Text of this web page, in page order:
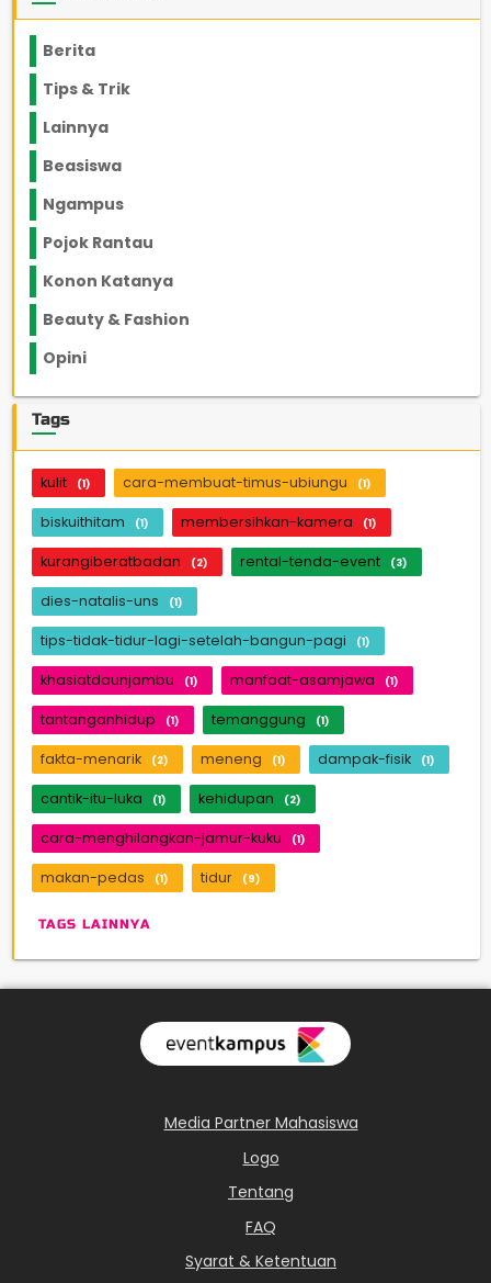
Berita
Tips & Trik
Lainnya
Beasiswa
Ngampus
Pojok Rantau
Konon Katanya
Beauty & Fashion
Opini
Tags
kulit (1) cara-membuat-timus-ubiungu (1)
biskuithitam (1) membersihkan-kamera (1)
kurangiberatbadan (2) rental-tenda-event (3)
dies-natalis-uns (1)
tips-tidak-tidur-lagi-setelah-bangun-pagi (1)
khasiatdaunjambu (1) manfaat-asamjawa (1)
tantanganhidup (1) temanggung (1)
fakta-menarik (2) meneng (1) dampak-fisik (1)
cantik-itu-luka (1) kehidupan (2)
cara-menghilangkan-jamur-kuku (1)
makan-pedas (1) tidur (9)
TAGS LAINNYA
Media Partner Mahasiswa
Logo
Tentang
FAQ
Syarat & Ketentuan